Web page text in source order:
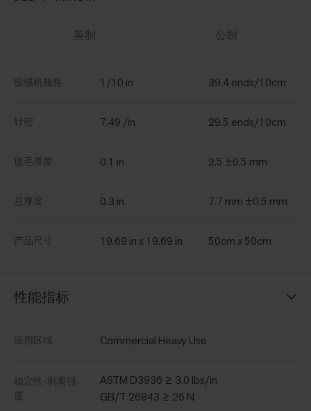
英制 公制
簇绒机规格 1/10 in 39.4 ends/10cm
针密 7.49 /in 29.5 ends/10cm
毯毛厚度 0.1 in 2.5 ±0.5 mm
总厚度 0.3 in 7.7 mm ±0.5 mm
产品尺寸 19.69 in x 19.69 in 50cm x 50cm
性能指标
应用区域 Commercial Heavy Use
稳定性-剥离强
度
ASTM D3936 ≥ 3.0 lbs/in
GB/T 26843 ≥ 26 N